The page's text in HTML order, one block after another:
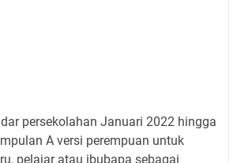
persekolahan Januari 2022 hingga
A versi perempuan untuk
pelajar atau ibubapa sebagai